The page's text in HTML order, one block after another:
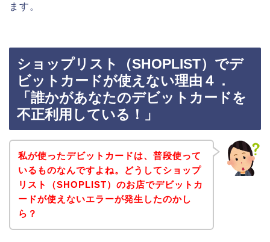
ます。
ショップリスト（SHOPLIST）でデ
ビットカードが使えない理由４．
「誰かがあなたのデビットカードを
不正利用している！」
私が使ったデビットカードは、普段使って
いるものなんですよね。どうしてショップ
リスト（SHOPLIST）のお店でデビットカ
ードが使えないエラーが発生したのかし
ら？